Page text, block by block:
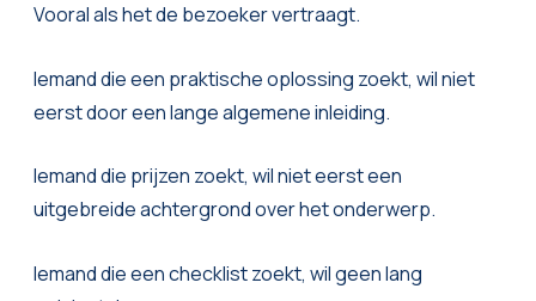
Vooral als het de bezoeker vertraagt.
Iemand die een praktische oplossing zoekt, wil niet
eerst door een lange algemene inleiding.
Iemand die prijzen zoekt, wil niet eerst een
uitgebreide achtergrond over het onderwerp.
Iemand die een checklist zoekt, wil geen lang